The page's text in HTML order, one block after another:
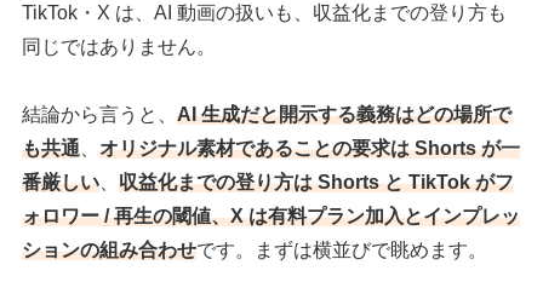
TikTok・X は、AI 動画の扱いも、収益化までの登り方も
同じではありません。
結論から言うと、AI 生成だと開示する義務はどの場所で
も共通、オリジナル素材であることの要求は Shorts が一
番厳しい、収益化までの登り方は Shorts と TikTok がフ
ォロワー / 再生の閾値、X は有料プラン加入とインプレッ
ションの組み合わせです。まずは横並びで眺めます。